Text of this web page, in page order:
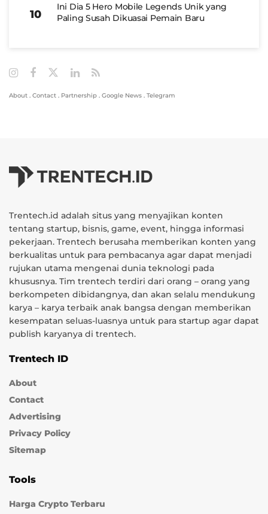
Ini Dia 5 Hero Mobile Legends Unik yang
Paling Susah Dikuasai Pemain Baru
About . Contact . Partnership . Google News . Telegram
Trentech.id adalah situs yang menyajikan konten
tentang startup, bisnis, game, event, hingga informasi
pekerjaan. Trentech berusaha memberikan konten yang
berkualitas untuk para pembacanya agar dapat menjadi
rujukan utama mengenai dunia teknologi pada
khususnya. Tim trentech terdiri dari orang – orang yang
berkompeten dibidangnya, dan akan selalu mendukung
karya – karya terbaik anak bangsa dengan memberikan
kesempatan seluas-luasnya untuk para startup agar dapat
publish karyanya di trentech.
Trentech ID
About
Contact
Advertising
Privacy Policy
Sitemap
Tools
Harga Crypto Terbaru